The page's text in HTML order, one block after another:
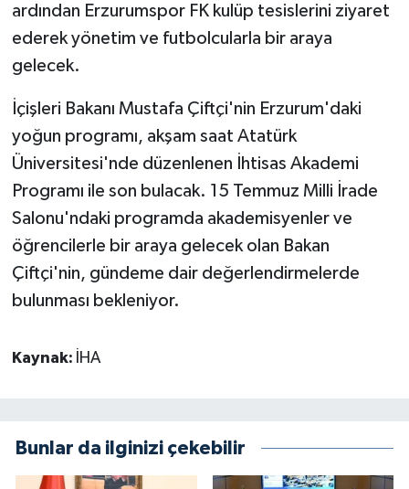
ardından Erzurumspor FK kulüp tesislerini ziyaret
ederek yönetim ve futbolcularla bir araya
gelecek.
İçişleri Bakanı Mustafa Çiftçi'nin Erzurum'daki
yoğun programı, akşam saat Atatürk
Üniversitesi'nde düzenlenen İhtisas Akademi
Programı ile son bulacak. 15 Temmuz Milli İrade
Salonu'ndaki programda akademisyenler ve
öğrencilerle bir araya gelecek olan Bakan
Çiftçi'nin, gündeme dair değerlendirmelerde
bulunması bekleniyor.
Kaynak: İHA
Bunlar da ilginizi çekebilir